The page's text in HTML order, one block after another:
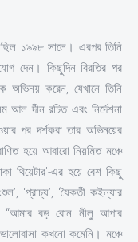
১৯৯৮ সালে। এরপর তিনি
যোগ দেন। কিছুদিন বিরতির পর
অভিনয় করেন, যেখানে তিনি
আল দীন রচিত এবং নির্দেশনা
পর দর্শকরা তার অভিনয়ের
হয়ে আবারো নিয়মিত মঞ্চে
থিয়েটার’-এর হয়ে বেশ কিছু
‘প্রাচ্য’, ‘যৈকতী কইন্যার
‘‘আমার বড় বোন নীলু আপার
কখনো কমেনি। মঞ্চে